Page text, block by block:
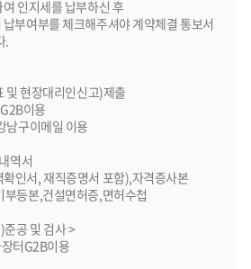
인지세를 납부하신 후
부여부를 체크해주셔야 계약체결 통보서
.
및 현장대리인신고)제출
이용
남구이메일 이용
역서
인서, 재직증명서 포함),자격증사본
등본,건설면허증,면허수첩
공 및 검사 >
공계 제출 나라장터G2B이용